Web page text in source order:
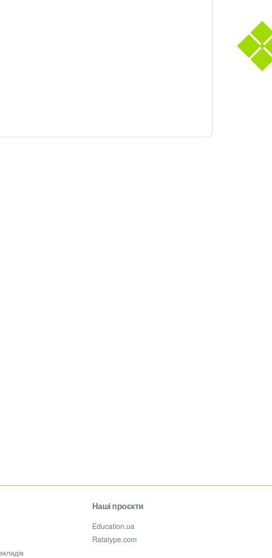
Наші проєкти
Education.ua
Ratatype.com